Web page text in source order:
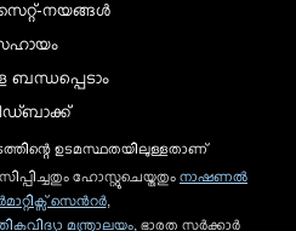
നയങ്ങള്‍
ബന്ധപ്പെടാം
ഉടമസ്ഥതയിലുള്ളതാണ്
ഹോസ്റ്റുചെയ്തതും നാഷണല്‍
സെന്‍റര്‍,
മന്ത്രാലയം, ഭാരത സര്‍ക്കാര്‍